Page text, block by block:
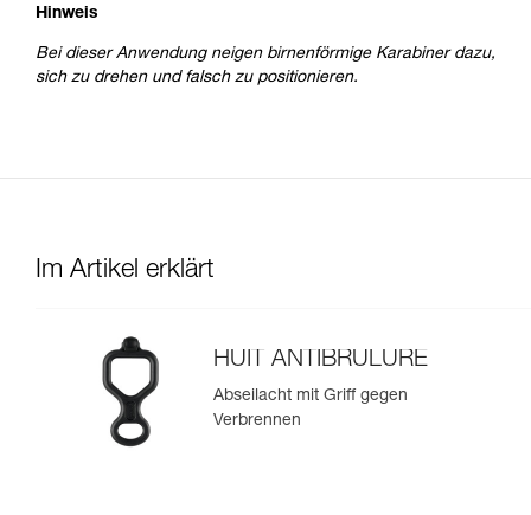
Hinweis
Bei dieser Anwendung neigen birnenförmige Karabiner dazu,
sich zu drehen und falsch zu positionieren.
Im Artikel erklärt
HUIT ANTIBRULURE
Abseilacht mit Griff gegen
Verbrennen